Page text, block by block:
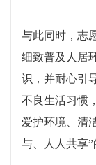
与此同时，志
细致普及 人居
识， 并耐心引
不良生活习惯
爱护环境、清
与、人人共享”